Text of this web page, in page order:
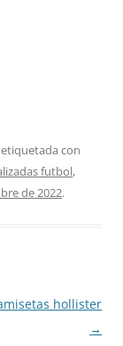
con
futbol,
de 2022.
hollister
→